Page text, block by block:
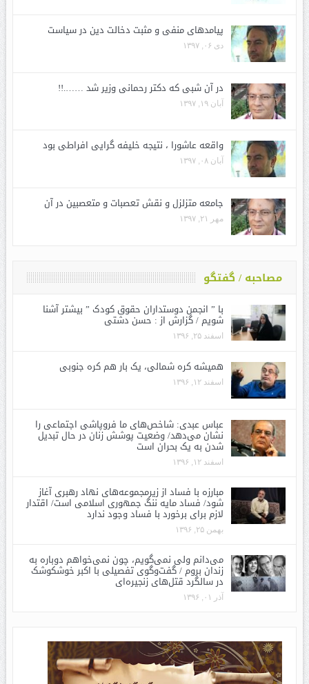
پیامدهای منفی و مثبت دخالت دین در سیاست
دی ۰۶, ۱۳۹۷
در آن شبی که دکتر رحمانی وزیر شد …….!!
آبان ۱۹, ۱۳۹۷
واقعه عاشورا ، نتیجه خلیفه گرایی افراطی بود
آبان ۰۸, ۱۳۹۷
جامعه متزلزل و نقش تعصبات و متعصبین در آن
مهر ۲۱, ۱۳۹۷
مصاحبه / گفتگو
با ” انجمن دوستداران حقوق کودک ” بیشتر آشنا
شویم / گزارش از : حسن دشتی
اسفند ۲۵, ۱۳۹۶
همیشه کره شمالی، یک بار هم کره جنوبی
اسفند ۱۲, ۱۳۹۶
عباس عبدی: شاخص‌های ما فروپاشی اجتماعی را
نشان می‌دهد/ وضعیت پوشش زنان در حال تبدیل
شدن به یک بحران است
اسفند ۱۲, ۱۳۹۶
مبارزه با فساد از زیرمجموعه‌های نهاد رهبری آغاز
شود/ فساد مایه ننگ جمهوری اسلامی است/ اقتدار
لازم برای برخورد با فساد وجود ندارد
بهمن ۲۵, ۱۳۹۶
می‌دانم ولی نمی‌گویم، چون نمی‌خواهم دوباره به
زندان بروم / گفت‌وگوی تفصیلی با اکبر خوشکوشک
در سالگرد قتل‌های زنجیره‌ای
آذر ۰۱, ۱۳۹۶